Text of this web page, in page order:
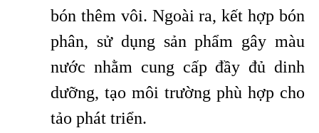
bón thêm vôi. Ngoài ra, kết hợp bón
phân, sử dụng sản phẩm gây màu
nước nhằm cung cấp đầy đủ dinh
dưỡng, tạo môi trường phù hợp cho
tảo phát triển.